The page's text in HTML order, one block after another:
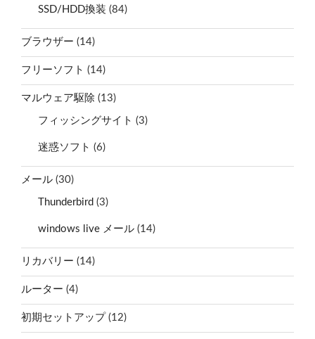
SSD/HDD換装 (84)
ブラウザー (14)
フリーソフト (14)
マルウェア駆除 (13)
フィッシングサイト (3)
迷惑ソフト (6)
メール (30)
Thunderbird (3)
windows live メール (14)
リカバリー (14)
ルーター (4)
初期セットアップ (12)